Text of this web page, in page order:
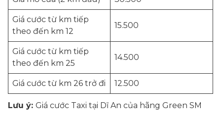
Giá cước từ km tiếp
theo đến km 12
15.500
Giá cước từ km tiếp
theo đến km 25
14.500
Giá cước từ km 26 trở đi 12.500
Lưu ý: Giá cước Taxi tại Dĩ An của hãng Green SM